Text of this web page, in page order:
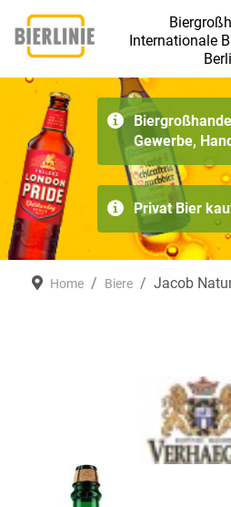
Gewerbe,
Privat Bier
Home Biere Jacob
Internationale